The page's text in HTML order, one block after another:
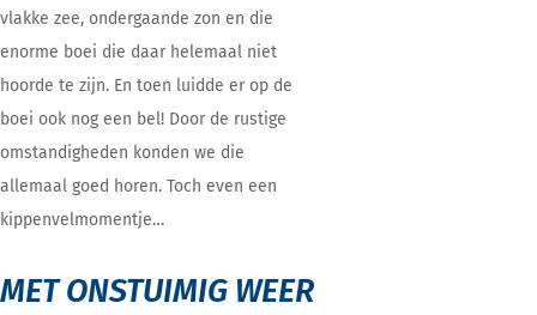
vlakke zee, ondergaande zon en die
enorme boei die daar helemaal niet
hoorde te zijn. En toen luidde er op de
boei ook nog een bel! Door de rustige
omstandigheden konden we die
allemaal goed horen. Toch even een
kippenvelmomentje…
MET ONSTUIMIG WEER